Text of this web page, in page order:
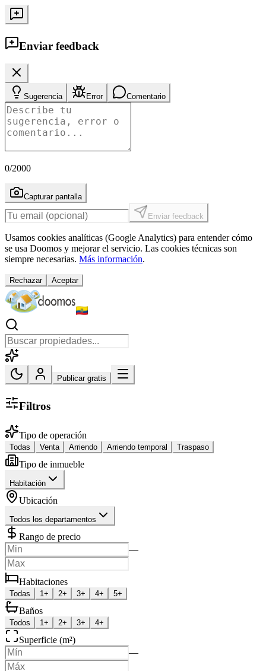
Enviar feedback
Sugerencia Error Comentario
0/2000
Capturar pantalla
Enviar feedback
Usamos cookies analíticas (Google Analytics) para entender cómo
se usa Doomos y mejorar el servicio. Las cookies técnicas son
siempre necesarias. Más información.
Rechazar Aceptar
Publicar gratis
Filtros
Tipo de operación
Todas Venta Arriendo Arriendo temporal Traspaso
Tipo de inmueble
Habitación
Ubicación
Todos los departamentos
Rango de precio
—
Habitaciones
Todas 1+ 2+ 3+ 4+ 5+
Baños
Todos 1+ 2+ 3+ 4+
Superficie (m²)
—